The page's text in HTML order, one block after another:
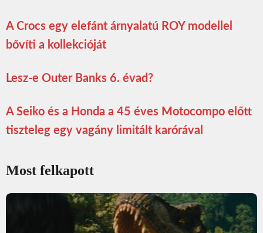
A Crocs egy elefánt árnyalatú ROY modellel
bővíti a kollekcióját
Lesz-e Outer Banks 6. évad?
A Seiko és a Honda a 45 éves Motocompo előtt
tiszteleg egy vagány limitált karórával
Most felkapott